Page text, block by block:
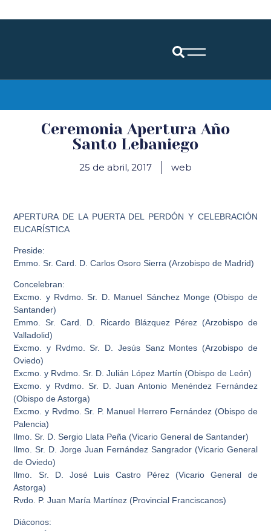
Ceremonia Apertura Año
Santo Lebaniego
25 de abril, 2017 web
APERTURA DE LA PUERTA DEL PERDÓN Y CELEBRACIÓN
EUCARÍSTICA
Preside:
Emmo. Sr. Card. D. Carlos Osoro Sierra (Arzobispo de Madrid)
Concelebran:
Excmo. y Rvdmo. Sr. D. Manuel Sánchez Monge (Obispo de
Santander)
Emmo. Sr. Card. D. Ricardo Blázquez Pérez (Arzobispo de
Valladolid)
Excmo. y Rvdmo. Sr. D. Jesús Sanz Montes (Arzobispo de
Oviedo)
Excmo. y Rvdmo. Sr. D. Julián López Martín (Obispo de León)
Excmo. y Rvdmo. Sr. D. Juan Antonio Menéndez Fernández
(Obispo de Astorga)
Excmo. y Rvdmo. Sr. P. Manuel Herrero Fernández (Obispo de
Palencia)
Ilmo. Sr. D. Sergio Llata Peña (Vicario General de Santander)
Ilmo. Sr. D. Jorge Juan Fernández Sangrador (Vicario General
de Oviedo)
Ilmo. Sr. D. José Luis Castro Pérez (Vicario General de
Astorga)
Rvdo. P. Juan María Martínez (Provincial Franciscanos)
Diáconos: